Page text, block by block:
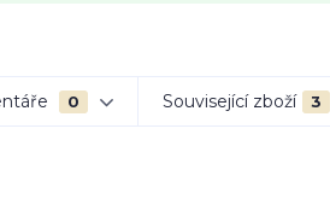
0 Související zboží 3